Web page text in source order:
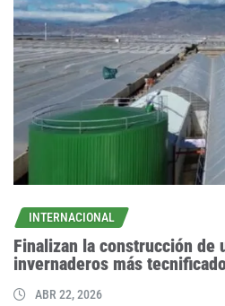
INTERNACIONAL
Finalizan la construcción de
invernaderos más
ABR 22, 2026